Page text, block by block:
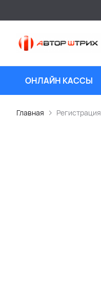
ОНЛАЙН КАССЫ
Главная Регистрация